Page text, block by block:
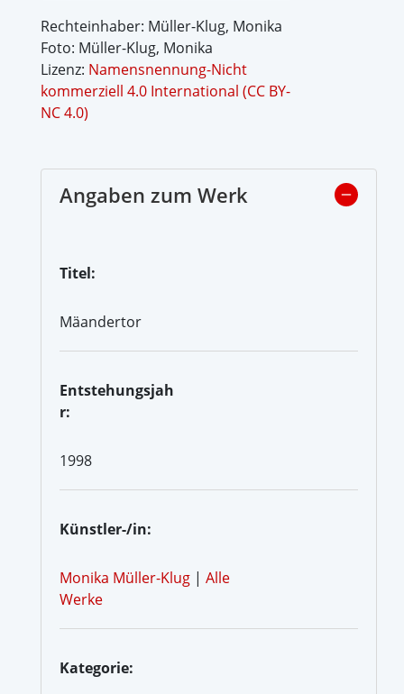
Rechteinhaber: Müller-Klug, Monika
Foto: Müller-Klug, Monika
Lizenz: Namensnennung-Nicht
kommerziell 4.0 International (CC BY-
NC 4.0)
Angaben zum Werk
Titel:
Mäandertor
Entstehungsjah
r:
1998
Künstler-/in:
Monika Müller-Klug | Alle
Werke
Kategorie: